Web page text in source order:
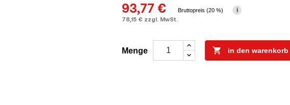
93,77 €
78,15 € zzgl. MwSt.
Bruttopreis (20 %) i
Menge  in den warenkorb